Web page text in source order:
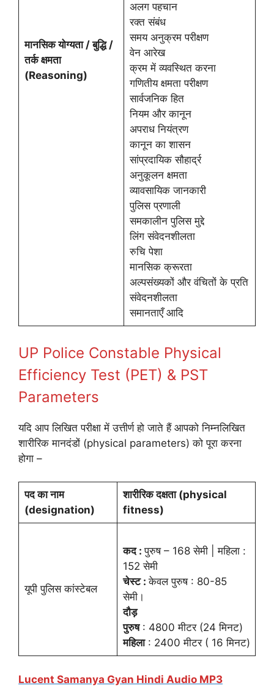
मानसिक योग्यता / बुद्धि /
तर्क क्षमता
(Reasoning)
अलग पहचान
रक्त संबंध
समय अनुक्रम परीक्षण
वेन आरेख
क्रम में व्यवस्थित करना
गणितीय क्षमता परीक्षण
सार्वजनिक हित
नियम और कानून
अपराध नियंत्रण
कानून का शासन
सांप्रदायिक सौहार्द्र
अनुकूलन क्षमता
व्यावसायिक जानकारी
पुलिस प्रणाली
समकालीन पुलिस मुद्दे
लिंग संवेदनशीलता
रुचि पेशा
मानसिक क्रूरता
अल्पसंख्यकों और वंचितों के प्रति
संवेदनशीलता
समानताएँ आदि
UP Police Constable Physical
Efficiency Test (PET) & PST
Parameters
यदि आप लिखित परीक्षा में उत्तीर्ण हो जाते हैं आपको निम्नलिखित
शारीरिक मानदंडों (physical parameters) को पूरा करना
होगा –
पद का नाम
(designation)
शारीरिक दक्षता (physical
fitness)
यूपी पुलिस कांस्टेबल
कद :पुरुष – 168 सेमी | महिला :
152 सेमी
चेस्ट :केवल पुरुष : 80-85
सेमी।
दौड़
पुरुष: 4800 मीटर (24 मिनट)
महिला: 2400 मीटर ( 16 मिनट)
Lucent Samanya Gyan Hindi Audio MP3